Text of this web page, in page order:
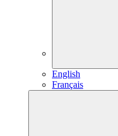
English
Français